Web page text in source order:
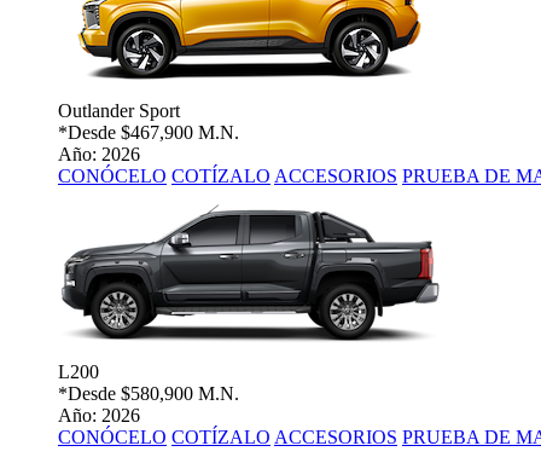
Outlander Sport
*Desde $467,900 M.N.
Año: 2026
CONÓCELO COTÍZALO ACCESORIOS PRUEBA DE
L200
*Desde $580,900 M.N.
Año: 2026
CONÓCELO COTÍZALO ACCESORIOS PRUEBA DE